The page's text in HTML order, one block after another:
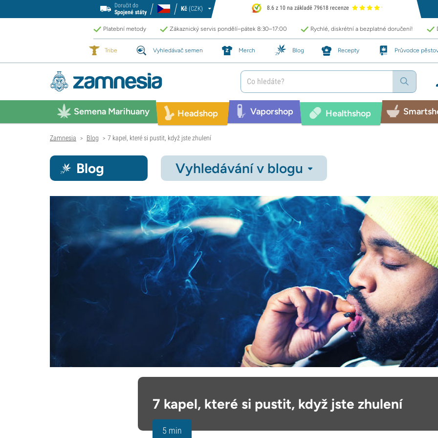
Doručit do
Spojené státy
Kč (CZK) 8.6 z 10 na základě 79618 recenze
Platební metody Zákaznický servis pondělí–pátek 8:30–17:00 Rychlé, diskrétní a bezplatné doručení!
Tribe Vyhledávač semen Merch Blog Recepty Průvodce
Semena Marihuany Headshop Vaporshop Healthshop
Zamnesia > Blog > 7 kapel, které si pustit, když jste zhulení
Blog Vyhledávání v blogu
7 kapel, které si pustit, když jste zhulení
5 min